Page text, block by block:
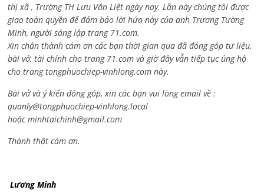
thị xã , Trường TH Lưu Văn Liệt ngày nay. Lần này chúng tôi được
giao toàn quyền để đảm bảo lời hứa này của anh Trương Tường
Minh, người sáng lập trang 71.com.
Xin chân thành cám ơn các bạn thời gian qua đã đóng góp tư liệu,
bài vở, tài chính cho trang 71.com và giờ đây vẫn tiếp tục ủng hộ
cho trang tongphuochiep-vinhlong.com này.
Bài vở và ý kiến đóng góp, xin các bạn vui lòng email về :
quanly@tongphuochiep-vinhlong.local
hoặcminhtaichinh@gmail.com
Thành thật cám ơn.
Lương Minh